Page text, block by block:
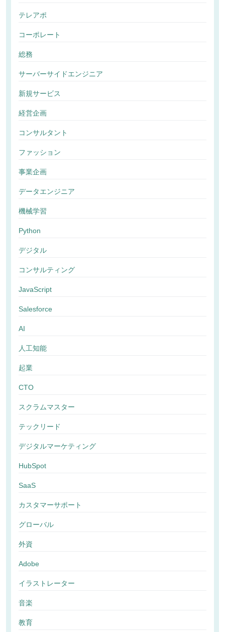
テレアポ
コーポレート
総務
サーバーサイドエンジニア
新規サービス
経営企画
コンサルタント
ファッション
事業企画
データエンジニア
機械学習
Python
デジタル
コンサルティング
JavaScript
Salesforce
AI
人工知能
起業
CTO
スクラムマスター
テックリード
デジタルマーケティング
HubSpot
SaaS
カスタマーサポート
グローバル
外資
Adobe
イラストレーター
音楽
教育